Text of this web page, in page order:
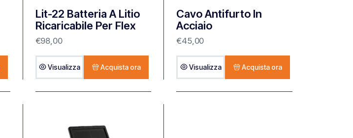
Lit-22 Batteria A Litio
Ricaricabile Per Flex
€98,00
Visualizza Acquista ora
Cavo Antifurto In
Acciaio
€45,00
Visualizza Acquista ora